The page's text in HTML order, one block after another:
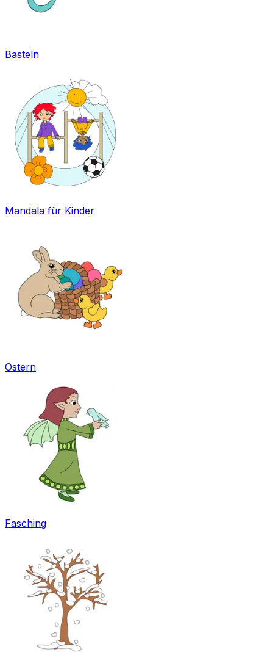
Basteln
Mandala für Kinder
Ostern
Fasching